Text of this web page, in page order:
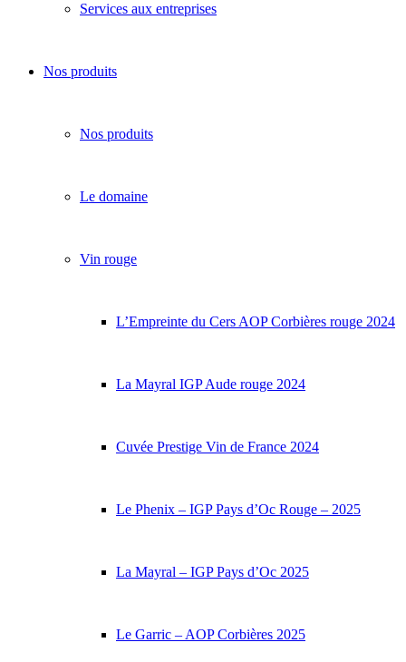
Services aux entreprises
Nos produits
Nos produits
Le domaine
Vin rouge
L’Empreinte du Cers AOP Corbières rouge 2024
La Mayral IGP Aude rouge 2024
Cuvée Prestige Vin de France 2024
Le Phenix – IGP Pays d’Oc Rouge – 2025
La Mayral – IGP Pays d’Oc 2025
Le Garric – AOP Corbières 2025